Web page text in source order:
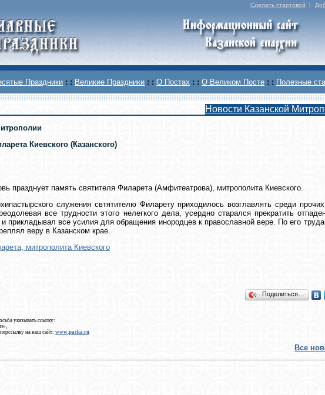
Сделать стартовой |
Праздники : : Великие Праздники : : О Постах : : О Великом Посте : : Полезные
Новости Казанской
Киевского (Казанского)
празднует память святителя Филарета (Амфитеатрова), митрополита Киевского.
служения свтятителю Филарету приходилось возглавлять среди
все трудности этого нелегкого дела, усердно старался прекратить
и прикладывал все усилия для обращения инородцев к православной вере. По его
веру в Казанском крае.
митрополита Киевского
Поделиться…
указывать ссылку:
,
на наш сайт: www.packa.ru
Все